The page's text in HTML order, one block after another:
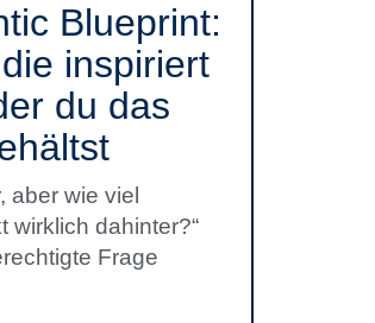
Blueprint:
inspiriert
du das
aber wie viel
wirklich dahinter?“
Frage